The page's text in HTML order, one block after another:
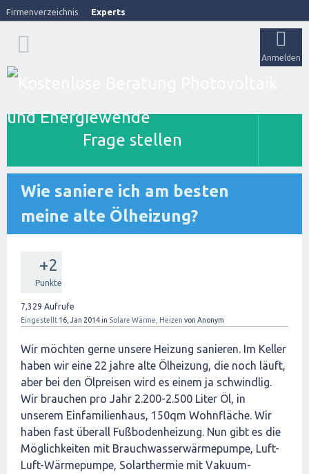
Firmenverzeichnis Experts
Anmelden
Frage stellen
Wie saniere ich am besten
meine alte Ölheizung?
+2
Punkte
7,329 Aufrufe
Eingestellt 16, Jan 2014in Solare Wärme, Heizen von Anonym
Wir möchten gerne unsere Heizung sanieren. Im Keller
haben wir eine 22 jahre alte Ölheizung, die noch läuft,
aber bei den Ölpreisen wird es einem ja schwindlig.
Wir brauchen pro Jahr 2.200-2.500 Liter Öl, in
unserem Einfamilienhaus, 150qm Wohnfläche. Wir
haben fast überall Fußbodenheizung. Nun gibt es die
Möglichkeiten mit Brauchwasserwärmepumpe, Luft-
Luft-Wärmepumpe, Solarthermie mit Vakuum-